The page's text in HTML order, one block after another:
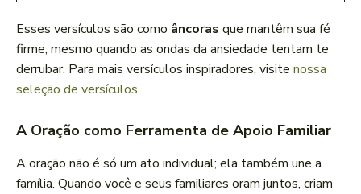
Esses versículos são como âncoras que mantêm sua fé
firme, mesmo quando as ondas da ansiedade tentam te
derrubar. Para mais versículos inspiradores, visite nossa
seleção de versículos.
A Oração como Ferramenta de Apoio Familiar
A oração não é só um ato individual; ela também une a
família. Quando você e seus familiares oram juntos, criam